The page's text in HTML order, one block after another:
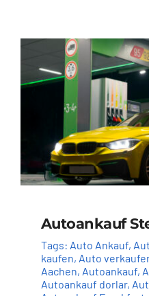
Autoankauf
Tags: Auto Ankauf,
kaufen, Auto
Aachen, Autoankauf,
Autoankauf dorlar,